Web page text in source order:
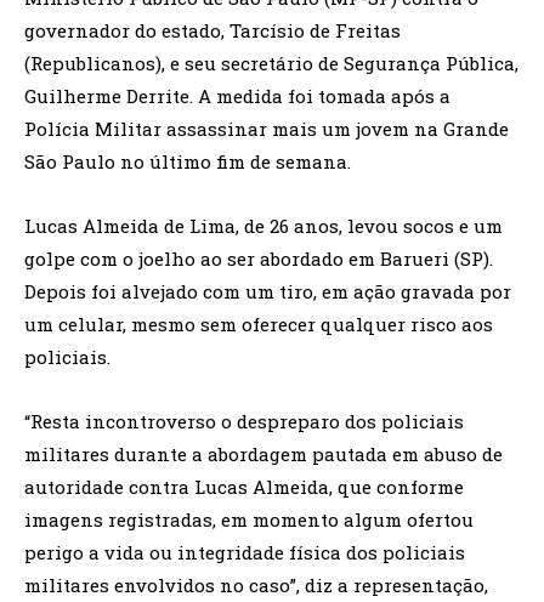
governador do estado, Tarcísio de Freitas
(Republicanos), e seu secretário de Segurança Pública,
Guilherme Derrite. A medida foi tomada após a
Polícia Militar assassinar mais um jovem na Grande
São Paulo no último fim de semana.
Lucas Almeida de Lima, de 26 anos, levou socos e um
golpe com o joelho ao ser abordado em Barueri (SP).
Depois foi alvejado com um tiro, em ação gravada por
um celular, mesmo sem oferecer qualquer risco aos
policiais.
“Resta incontroverso o despreparo dos policiais
militares durante a abordagem pautada em abuso de
autoridade contra Lucas Almeida, que conforme
imagens registradas, em momento algum ofertou
perigo a vida ou integridade física dos policiais
militares envolvidos no caso”, diz a representação,